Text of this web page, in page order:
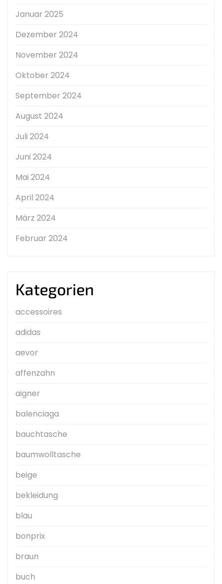
Januar 2025
Dezember 2024
November 2024
Oktober 2024
September 2024
August 2024
Juli 2024
Juni 2024
Mai 2024
April 2024
März 2024
Februar 2024
Kategorien
accessoires
adidas
aevor
affenzahn
aigner
balenciaga
bauchtasche
baumwolltasche
beige
bekleidung
blau
bonprix
braun
buch